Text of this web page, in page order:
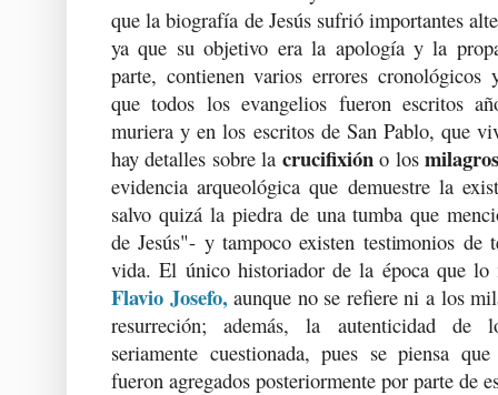
que la biografía de Jesús sufrió importantes
ya que su objetivo era la apología y la
parte, contienen varios errores cronológicos
que todos los evangelios fueron escritos
muriera y en los escritos de San Pablo, que
hay detalles sobre la crucifixión o los
evidencia arqueológica que demuestre la
salvo quizá la piedra de una tumba que
de Jesús"- y tampoco existen testimonios de
vida. El único historiador de la época que lo
Flavio Josefo, aunque no se refiere ni a los
resurreción; además, la autenticidad de
seriamente cuestionada, pues se piensa
fueron agregados posteriormente por parte de